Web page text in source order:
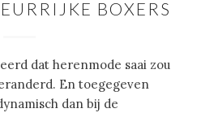
BOXERS
dat herenmode saai zou
En toegegeven
dan bij de